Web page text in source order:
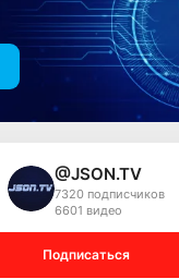
@JSON.TV
7320 подписчиков
6601 видео
Подписаться